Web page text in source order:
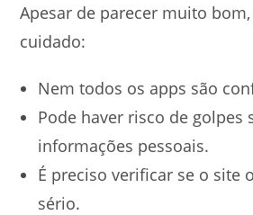
Apesar de parecer muito
cuidado:
Nem todos os apps são
Pode haver risco de golpes
informações pessoais.
É preciso verificar se o site
sério.